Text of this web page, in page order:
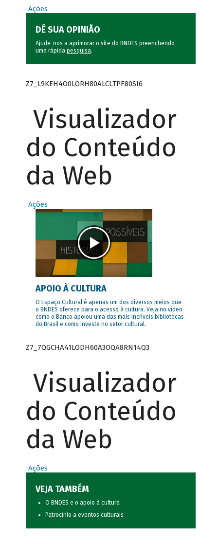
Ações
DÊ SUA OPINIÃO
Ajude-nos a aprimorar o site do BNDES preenchendo
uma rápida pesquisa.
Z7_L9KEH4O0LORH80ALCLTPF80SI6
Visualizador
do Conteúdo
da Web
Ações
APOIO À CULTURA
O Espaço Cultural é apenas um dos diversos meios que
o BNDES oferece para o acesso à cultura. Veja no vídeo
como o Banco apoiou uma das mais incríveis bibliotecas
do Brasil e como investe no setor cultural.
Z7_7QGCHA41LODH60A3OQA8RN14Q3
Visualizador
do Conteúdo
da Web
Ações
VEJA TAMBÉM
O BNDES e o apoio à cultura
Patrocínio a eventos culturais